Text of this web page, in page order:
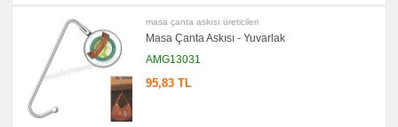
masa çanta askısı üreticileri
Masa Çanta Askısı - Yuvarlak
AMG13031
95,83 TL
Çanta
Askısı
promosyon
Tüm
ürünler